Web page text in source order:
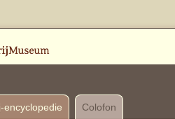
encyclopedie Colofon